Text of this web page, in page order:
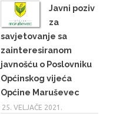
Javni poziv
za
savjetovanje sa
zainteresiranom
javnošću o Poslovniku
Općinskog vijeća
Općine Maruševec
25. VELJAČE 2021.